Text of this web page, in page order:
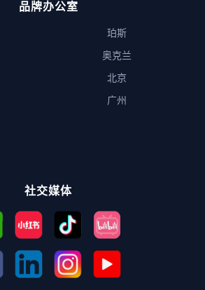
品牌办公室
珀斯
奥克兰
北京
广州
社交媒体